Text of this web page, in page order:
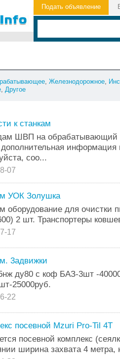
Подать объявление
, Железнодорожное,
, Другое
к станкам
ШВП на обрабатывающий
соо...
07
УОК Золушка
оборудование для
2 шт. Транспортеры
17
3адвижки
ду80 с коф БАЗ-3шт -
25000руб.
22
посевной Mzuri Pro-Til 4T
посевной комплекс
ширина захвата 4 метра,